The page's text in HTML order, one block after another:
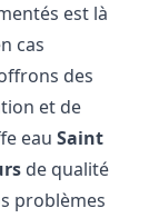
est là
cas
des
et de
eauSaint
de qualité
problèmes